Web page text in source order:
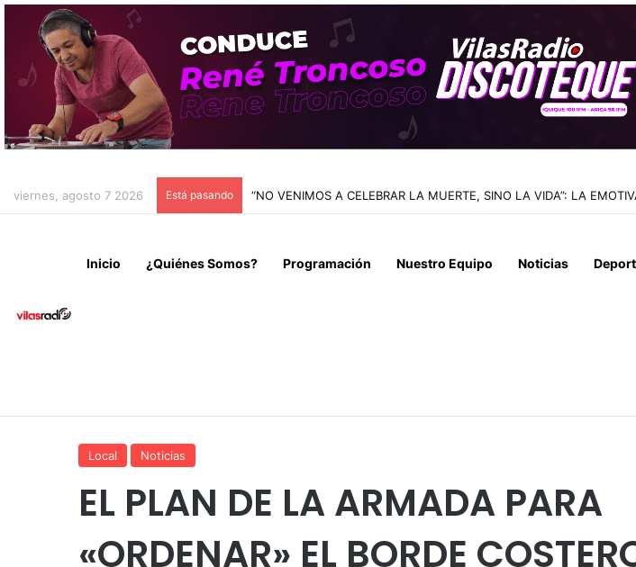
viernes, agosto 7 2026 Está pasando “NO VENIMOS A CELEBRAR LA MUERTE, SINO LA VIDA”: LA
Inicio ¿Quiénes Somos? Programación Nuestro Equipo Noticias
Local Noticias
EL PLAN DE LA ARMADA PARA
«ORDENAR» EL BORDE